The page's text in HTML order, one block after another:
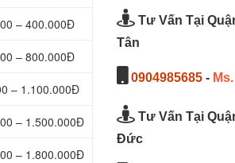
– 400.000Đ
– 800.000Đ
– 1.100.000Đ
– 1.500.000Đ
– 1.800.000Đ
Tư Vấn Tại
Tân
0904985685 -
Tư Vấn Tại
Đức